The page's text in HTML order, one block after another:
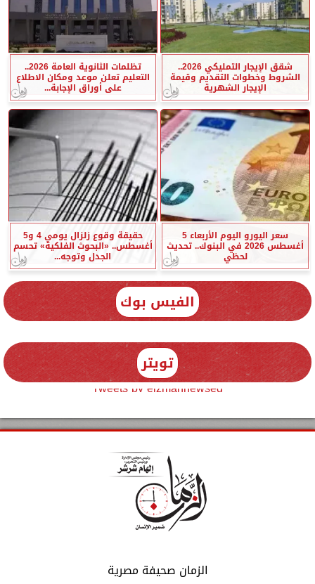
شقق الإيجار التمليكي 2026..
الشروط وخطوات التقديم وقيمة
الإيجار الشهرية
تظلمات الثانوية العامة 2026..
التعليم تعلن موعد ومكان الاطلاع
على أوراق الإجابة...
سعر اليورو اليوم الأربعاء 5
أغسطس 2026 في البنوك.. تحديث
لحظي
حقيقة وقوع زلزال يومي 4 و5
أغسطس.. «البحوث الفلكية» تحسم
الجدل وتوجه...
الفيس بوك
تويتر
Tweets by elzmannewseg
الزمان صحيفة مصرية